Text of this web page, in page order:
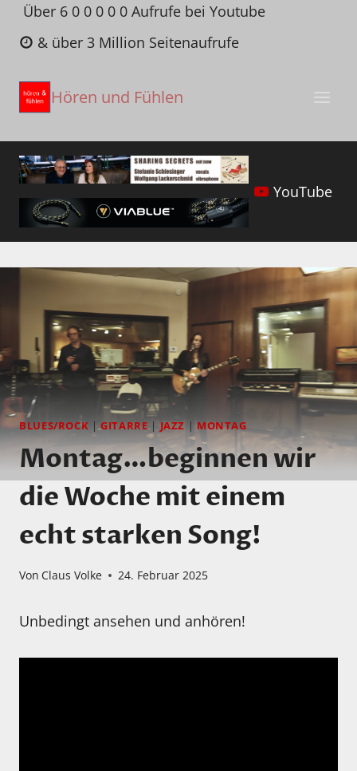
Zum
Inhalt
springen
Über 6 0 0 0 0 0 Aufrufe bei Youtube
& über 3 Million Seitenaufrufe
Hören und Fühlen
YouTube
BLUES/ROCK |GITARRE|JAZZ|MONTAG
Montag…beginnen wir
die Woche mit einem
echt starken Song!
Von Claus Volke 24. Februar 2025
Unbedingt ansehen und anhören!